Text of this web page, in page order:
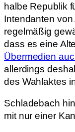
halbe Republik
Intendanten
regelmäßig
dass es eine
Übermedien
allerdings
des Wahlaktes
Schladebach
mit nur einer